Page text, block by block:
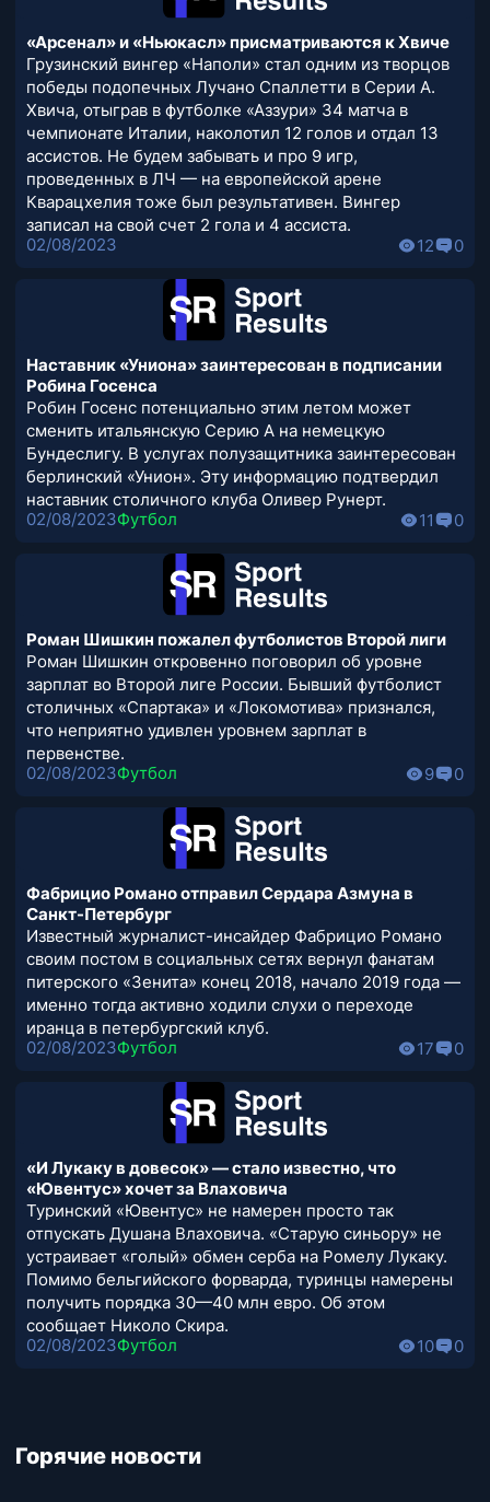
«Арсенал» и «Ньюкасл» присматриваются к Хвиче
Грузинский вингер «Наполи» стал одним из творцов
победы подопечных Лучано Спаллетти в Серии А.
Хвича, отыграв в футболке «Аззури» 34 матча в
чемпионате Италии, наколотил 12 голов и отдал 13
ассистов. Не будем забывать и про 9 игр,
проведенных в ЛЧ — на европейской арене
Кварацхелия тоже был результативен. Вингер
записал на свой счет 2 гола и 4 ассиста.
02/08/2023
12 0
Наставник «Униона» заинтересован в подписании
Робина Госенса
Робин Госенс потенциально этим летом может
сменить итальянскую Серию А на немецкую
Бундеслигу. В услугах полузащитника заинтересован
берлинский «Унион». Эту информацию подтвердил
наставник столичного клуба Оливер Рунерт.
02/08/2023Футбол 11 0
Роман Шишкин пожалел футболистов Второй лиги
Роман Шишкин откровенно поговорил об уровне
зарплат во Второй лиге России. Бывший футболист
столичных «Спартака» и «Локомотива» признался,
что неприятно удивлен уровнем зарплат в
первенстве.
02/08/2023Футбол 9 0
Фабрицио Романо отправил Сердара Азмуна в
Санкт-Петербург
Известный журналист-инсайдер Фабрицио Романо
своим постом в социальных сетях вернул фанатам
питерского «Зенита» конец 2018, начало 2019 года —
именно тогда активно ходили слухи о переходе
иранца в петербургский клуб.
02/08/2023Футбол 17 0
«И Лукаку в довесок» — стало известно, что
«Ювентус» хочет за Влаховича
Туринский «Ювентус» не намерен просто так
отпускать Душана Влаховича. «Старую синьору» не
устраивает «голый» обмен серба на Ромелу Лукаку.
Помимо бельгийского форварда, туринцы намерены
получить порядка 30—40 млн евро. Об этом
сообщает Николо Скира.
02/08/2023Футбол 10 0
Горячие новости